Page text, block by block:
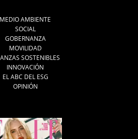
MEDIO AMBIENTE
SOCIAL
GOBERNANZA
MOVILIDAD
SOSTENIBLES
INNOVACIÓN
EL ABC DEL ESG
OPINIÓN